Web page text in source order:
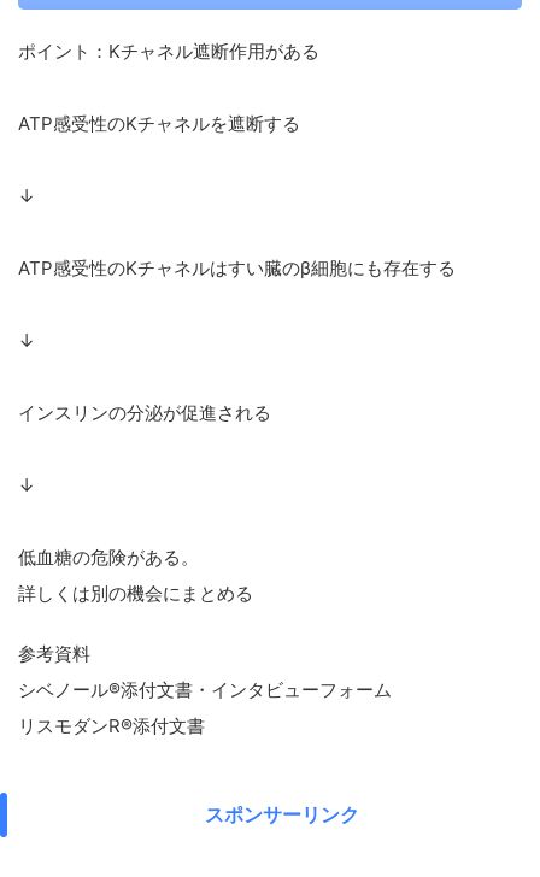
ポイント：Kチャネル遮断作用がある
ATP感受性のKチャネルを遮断する
↓
ATP感受性のKチャネルはすい臓のβ細胞にも存在する
↓
インスリンの分泌が促進される
↓
低血糖の危険がある。
詳しくは別の機会にまとめる
参考資料
シベノール®添付文書・インタビューフォーム
リスモダンR®添付文書
スポンサーリンク